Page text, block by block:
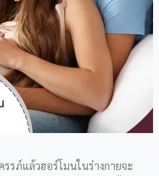
รภ์แล้วฮอร์โมนในร่างกายจะ